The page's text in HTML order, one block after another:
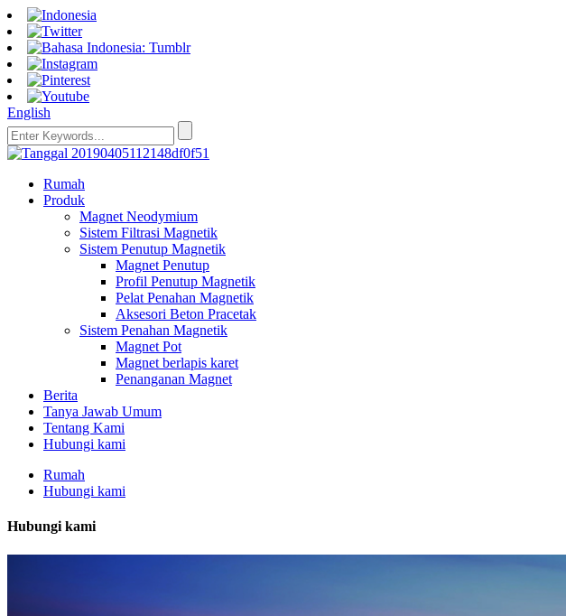
English
Rumah
Produk
Magnet Neodymium
Sistem Filtrasi Magnetik
Sistem Penutup Magnetik
Magnet Penutup
Profil Penutup Magnetik
Pelat Penahan Magnetik
Aksesori Beton Pracetak
Sistem Penahan Magnetik
Magnet Pot
Magnet berlapis karet
Penanganan Magnet
Berita
Tanya Jawab Umum
Tentang Kami
Hubungi kami
Rumah
Hubungi kami
Hubungi kami